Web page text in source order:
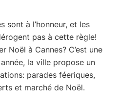
sont à l’honneur, et les
pas à cette règle!
Noël à Cannes? C’est une
la ville propose un
parades féeriques,
et marché de Noël.